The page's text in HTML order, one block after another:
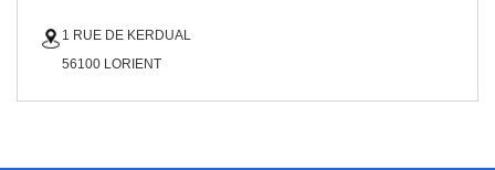
1 RUE DE KERDUAL
56100 LORIENT